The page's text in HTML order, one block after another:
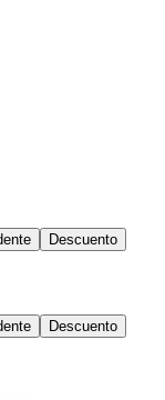
Descuento
Descuento